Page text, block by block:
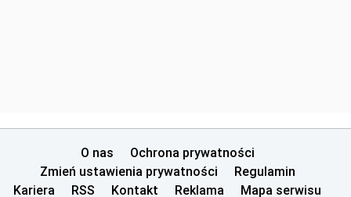
O nas
Ochrona prywatności
Zmień ustawienia prywatności
Regulamin
Kariera
RSS Kontakt Reklama Mapa serwisu